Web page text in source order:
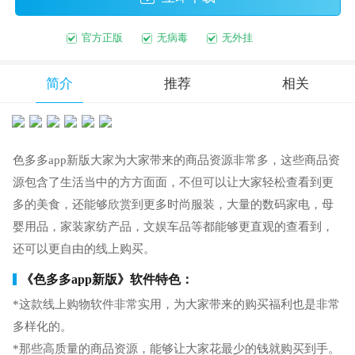
官方正版 无病毒 无外挂
简介 推荐 相关
色多多app新版大家为大家带来的商品资源非常多，这些商品资
源包含了生活当中的方方面面，不但可以让大家轻松查看到更
多的美食，还能够欣赏到更多时尚服装，大量的数码家电，母
婴用品，家装家纺产品，文娱车品等都能够更直观的查看到，
还可以更自由的线上购买。
《色多多app新版》软件特色：
*这款线上购物软件非常实用，为大家带来的购买福利也是非常
多样化的。
*那些高质量的商品资源，能够让大家花最少的钱就购买到手。